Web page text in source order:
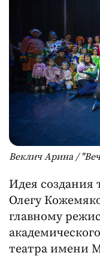
Веклич Арина /
Идея создания
Олегу
главному
театра имени